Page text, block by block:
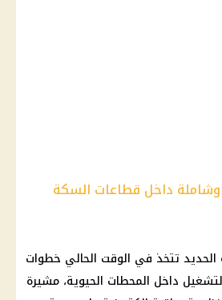
وشاملة داخل قطاعات السكة
تتخذ في الوقت الحالي خطوات
داخل المحطات الحيوية، مشيرة